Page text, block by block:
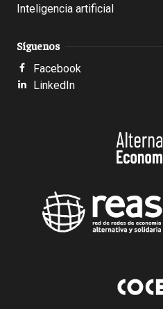
Inteligencia artificial
Síguenos
Facebook
LinkedIn